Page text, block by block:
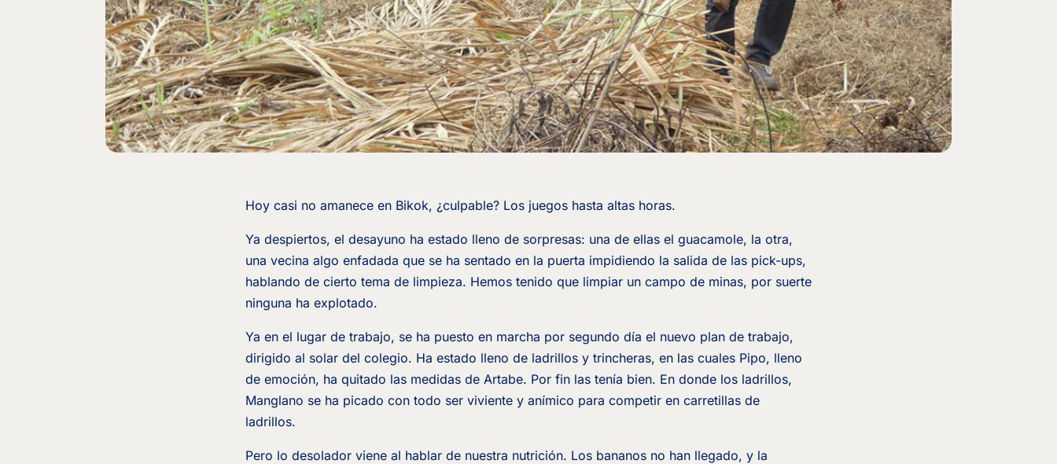
Hoy casi no amanece en Bikok, ¿culpable? Los juegos hasta altas horas.
Ya despiertos, el desayuno ha estado lleno de sorpresas: una de ellas el guacamole, la otra,
una vecina algo enfadada que se ha sentado en la puerta impidiendo la salida de las pick-ups,
hablando de cierto tema de limpieza. Hemos tenido que limpiar un campo de minas, por suerte
ninguna ha explotado.
Ya en el lugar de trabajo, se ha puesto en marcha por segundo día el nuevo plan de trabajo,
dirigido al solar del colegio. Ha estado lleno de ladrillos y trincheras, en las cuales Pipo, lleno
de emoción, ha quitado las medidas de Artabe. Por fin las tenía bien. En donde los ladrillos,
Manglano se ha picado con todo ser viviente y anímico para competir en carretillas de
ladrillos.
Pero lo desolador viene al hablar de nuestra nutrición. Los bananos no han llegado, y la